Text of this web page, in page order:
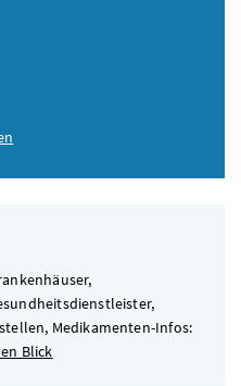
Medikamenten-Infos:
Blick